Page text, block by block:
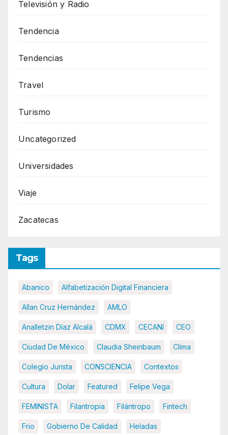
Televisión y Radio
Tendencia
Tendencias
Travel
Turismo
Uncategorized
Universidades
Viaje
Zacatecas
Tags
Abanico Alfabetización Digital Financiera
Allan Cruz Hernández AMLO
Analletzin Díaz Alcalá CDMX CECANI CEO
Ciudad De México Claudia Sheinbaum Clima
Colegio Jurista CONSCIENCIA Contextos
Cultura Dolar Featured Felipe Vega
FEMINISTA Filantropia Filántropo Fintech
Frio Gobierno De Calidad Heladas